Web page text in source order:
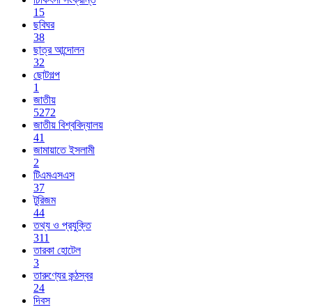
15
ছবিঘর
38
ছাত্র আন্দোলন
32
ছোটগল্প
1
জাতীয়
5272
জাতীয় বিশ্ববিদ্যালয়
41
জামায়াতে ইসলামী
2
টিএমএসএস
37
টুরিজম
44
তথ্য ও প্রযুক্তি
311
তারকা হোটেল
3
তারুণ্যের কন্ঠস্বর
24
দিবস